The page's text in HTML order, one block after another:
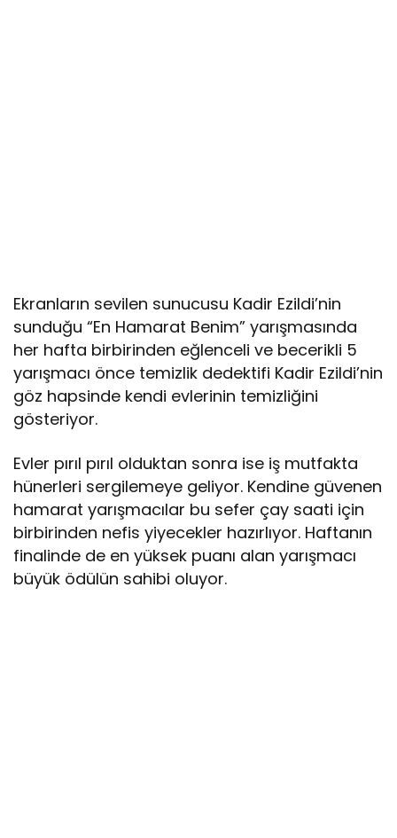
Ekranların sevilen sunucusu Kadir Ezildi’nin
sunduğu “En Hamarat Benim” yarışmasında
her hafta birbirinden eğlenceli ve becerikli 5
yarışmacı önce temizlik dedektifi Kadir Ezildi’nin
göz hapsinde kendi evlerinin temizliğini
gösteriyor.
Evler pırıl pırıl olduktan sonra ise iş mutfakta
hünerleri sergilemeye geliyor. Kendine güvenen
hamarat yarışmacılar bu sefer çay saati için
birbirinden nefis yiyecekler hazırlıyor. Haftanın
finalinde de en yüksek puanı alan yarışmacı
büyük ödülün sahibi oluyor.